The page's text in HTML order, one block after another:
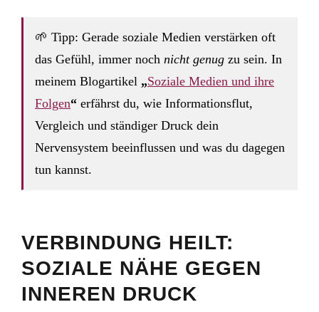
🌱 Tipp: Gerade soziale Medien verstärken oft
das Gefühl, immer noch nicht genug zu sein. In
meinem Blogartikel „Soziale Medien und ihre
Folgen“ erfährst du, wie Informationsflut,
Vergleich und ständiger Druck dein
Nervensystem beeinflussen und was du dagegen
tun kannst.
VERBINDUNG HEILT:
SOZIALE NÄHE GEGEN
INNEREN DRUCK